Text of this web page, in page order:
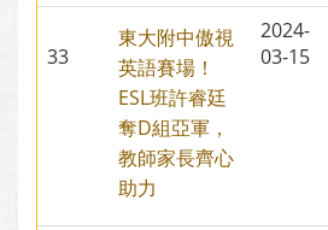
33
東大附中傲視
英語賽場！
ESL班許睿廷
奪D組亞軍，
教師家長齊心
助力
2024-
03-15